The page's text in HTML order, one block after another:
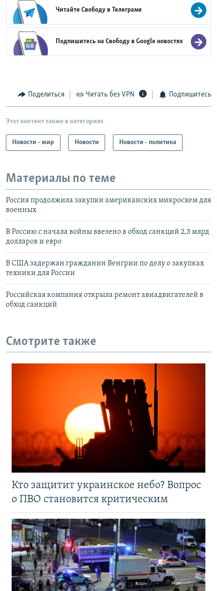
Читайте Свободу вТелеграме
Подпишитесь на Свободу вGoogle новостях
Поделиться Читать без VPN Подпишитесь
Этот контент также в категориях
Новости - мир Новости Новости - политика
Материалы по теме
Россия продолжила закупки американских микросхем для
военных
В Россию с начала войны ввезено в обход санкций 2,3 млрд
долларов и евро
В США задержан гражданин Венгрии по делу о закупках
техники для России
Российская компания открыла ремонт авиадвигателей в
обход санкций
Смотрите также
Кто защитит украинское небо? Вопрос
о ПВО становится критическим